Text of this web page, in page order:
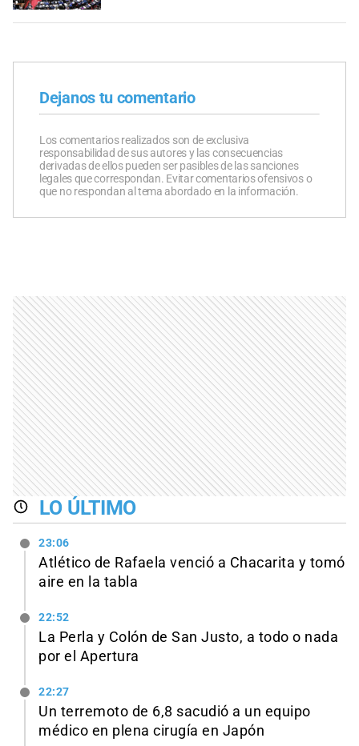
Dejanos tu comentario
Los comentarios realizados son de exclusiva
responsabilidad de sus autores y las consecuencias
derivadas de ellos pueden ser pasibles de las sanciones
legales que correspondan. Evitar comentarios ofensivos o
que no respondan al tema abordado en la información.
LO ÚLTIMO
23:06
Atlético de Rafaela venció a Chacarita y tomó
aire en la tabla
22:52
La Perla y Colón de San Justo, a todo o nada
por el Apertura
22:27
Un terremoto de 6,8 sacudió a un equipo
médico en plena cirugía en Japón